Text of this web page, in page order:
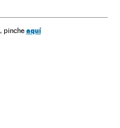
pinche aquí